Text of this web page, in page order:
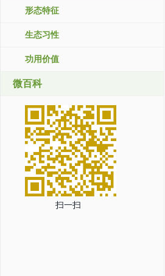
形态特征
生态习性
功用价值
微百科
扫一扫